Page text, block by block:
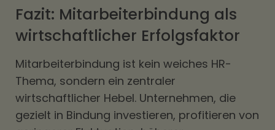
Fazit: Mitarbeiterbindung als
wirtschaftlicher Erfolgsfaktor
Mitarbeiterbindung ist kein weiches HR-
Thema, sondern ein zentraler
wirtschaftlicher Hebel. Unternehmen, die
gezielt in Bindung investieren, profitieren von